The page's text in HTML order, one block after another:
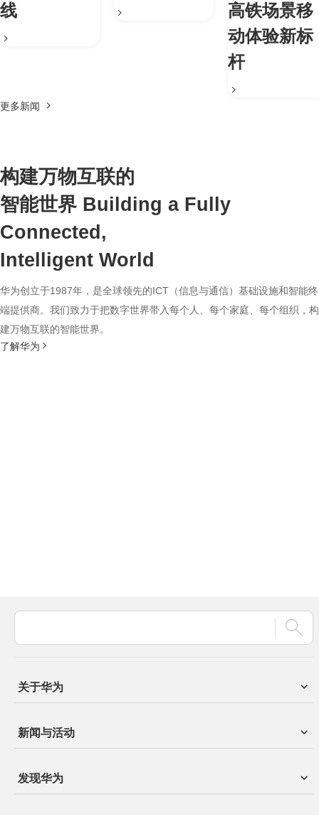
线
高铁场景移
动体验新标
杆
更多新闻
构建万物互联的
智能世界 Building a Fully
Connected,
Intelligent World
华为创立于1987年，是全球领先的ICT（信息与通信）基础设施和智能终
端提供商。我们致力于把数字世界带入每个人、每个家庭、每个组织，构
建万物互联的智能世界。
了解华为
关于华为
新闻与活动
发现华为